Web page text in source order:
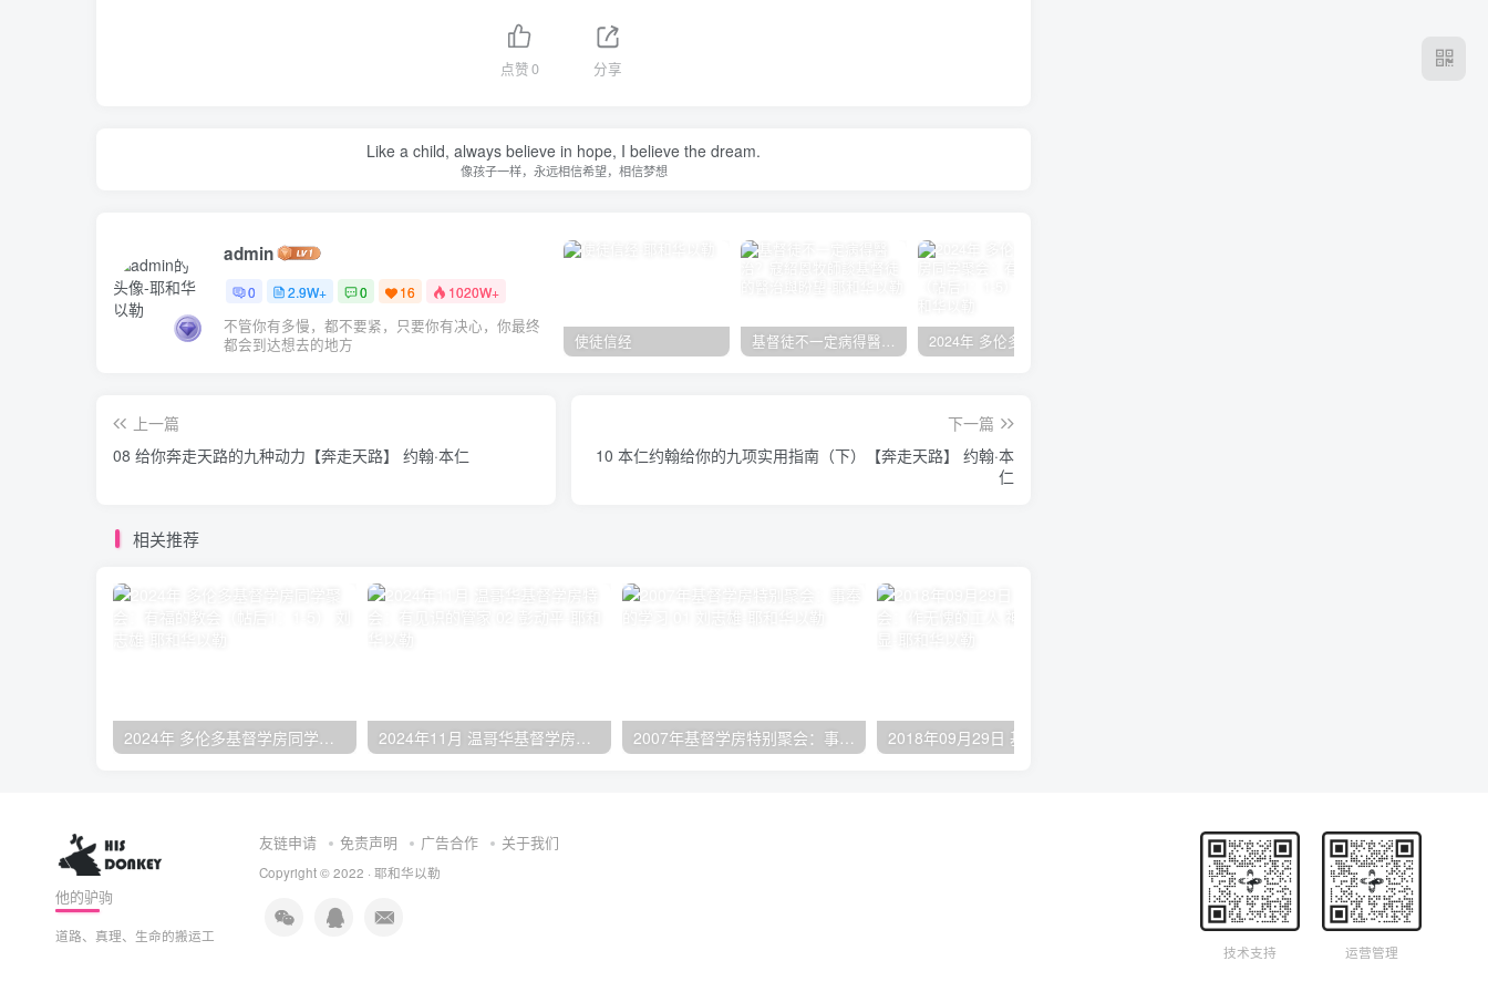
点赞0 分享
Like a child, always believe in hope, I believe the dream.
像孩子一样，永远相信希望，相信梦想
admin
0 2.9W+ 0 16 1020W+
不管你有多慢，都不要紧，只要你有决心，你最终
都会到达想去的地方
使徒信经
上一篇
08 给你奔走天路的九种动力【奔走天路】 约翰·本仁
下一篇
10 本仁约翰给你的九项实用指南（下）【奔走天路】 约翰·本
仁
相关推荐
他的驴驹
道路、真理、生命的搬运工
友链申请 免责声明 广告合作 关于我们
Copyright © 2022 · 耶和华以勒
技术支持 运营管理